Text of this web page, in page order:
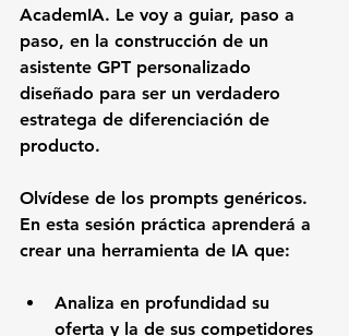
AcademIA. Le voy a guiar, paso a
paso, en la construcción de un
asistente GPT personalizado
diseñado para ser un verdadero
estratega de diferenciación de
producto.
Olvídese de los prompts genéricos.
En esta sesión práctica aprenderá a
crear una herramienta de IA que:
Analiza en profundidad su
oferta y la de sus competidores